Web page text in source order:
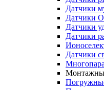
Датчики
Датчики
Датчики
Датчики
Датчики